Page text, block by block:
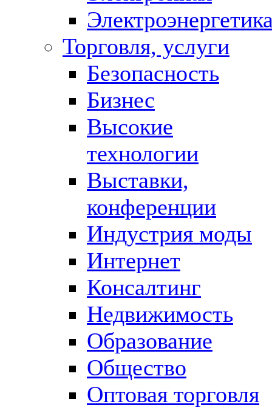
Торговля, услуги
Безопасность
Бизнес
Высокие
технологии
Выставки,
конференции
Индустрия моды
Интернет
Консалтинг
Недвижимость
Образование
Общество
Оптовая торговля